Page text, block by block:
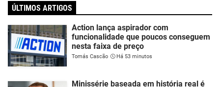
ÚLTIMOS ARTIGOS
Action lança aspirador com
funcionalidade que poucos conseguem
nesta faixa de preço
Tomás Cascão Há 53 minutos
Minissérie baseada em história real é